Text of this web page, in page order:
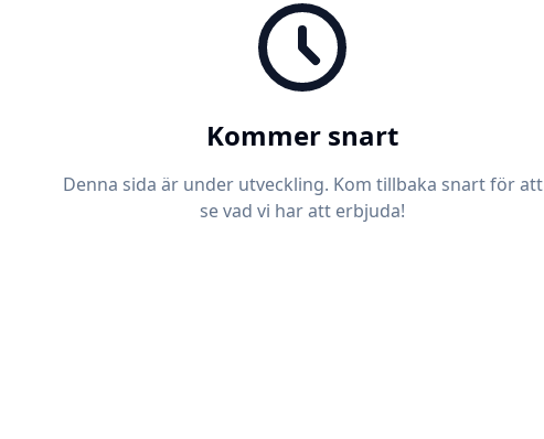
Kommer snart
Denna sida är under utveckling. Kom tillbaka snart för att
se vad vi har att erbjuda!